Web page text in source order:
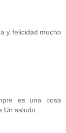
y felicidad mucho
es una cosa
saludo.